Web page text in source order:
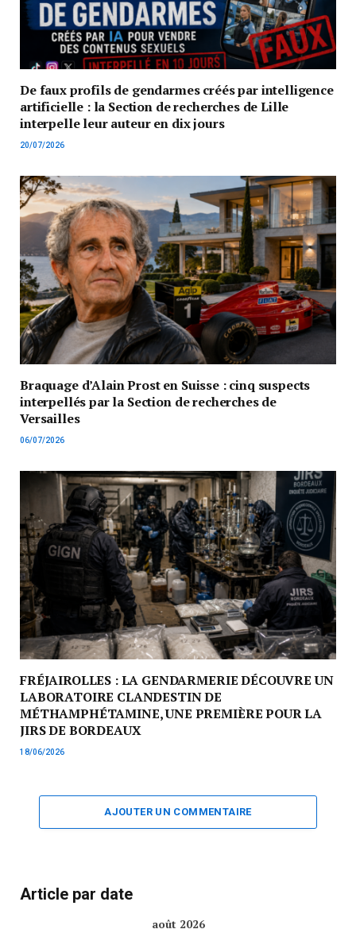
De faux profils de gendarmes créés par intelligence
artificielle : la Section de recherches de Lille
interpelle leur auteur en dix jours
20/07/2026
Braquage d’Alain Prost en Suisse : cinq suspects
interpellés par la Section de recherches de
Versailles
06/07/2026
FRÉJAIROLLES : LA GENDARMERIE DÉCOUVRE UN
LABORATOIRE CLANDESTIN DE
MÉTHAMPHÉTAMINE, UNE PREMIÈRE POUR LA
JIRS DE BORDEAUX
18/06/2026
AJOUTER UN COMMENTAIRE
Article par date
août 2026